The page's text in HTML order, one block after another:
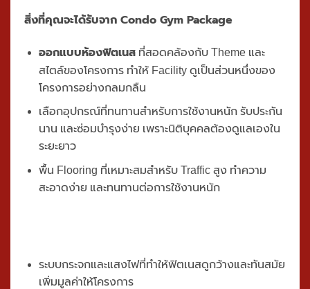
สิ่งที่คุณจะได้รับจาก Condo Gym Package
ออกแบบห้องฟิตเนสที่สอดคล้องกับ Theme และ
สไตล์ของโครงการ ทำให้ Facility ดูเป็นส่วนหนึ่งของ
โครงการอย่างกลมกลืน
เลือกอุปกรณ์ที่ทนทานสำหรับการใช้งานหนัก รับประกัน
นาน และซ่อมบำรุงง่าย เพราะนิติบุคคลต้องดูแลเองใน
ระยะยาว
พื้น Flooring ที่เหมาะสมสำหรับ Traffic สูง ทำความ
สะอาดง่าย และทนทานต่อการใช้งานหนัก
ระบบกระจกและแสงไฟที่ทำให้ฟิตเนสดูกว้างและทันสมัย
เพิ่มมูลค่าให้โครงการ